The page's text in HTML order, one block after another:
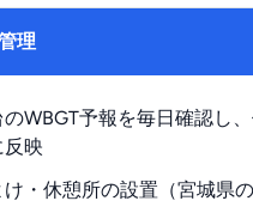
理
のWBGT予報を毎日確認し
映
け・休憩所の設置（宮城県